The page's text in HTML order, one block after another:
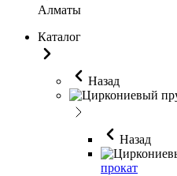
Алматы
Каталог
Назад
Назад
прокат